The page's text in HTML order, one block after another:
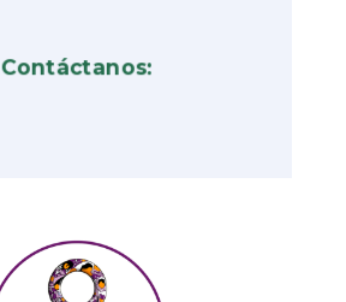
Contáctanos: